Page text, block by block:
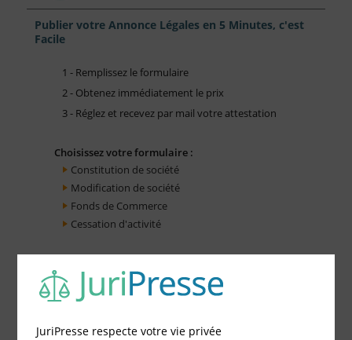
Publier votre Annonce Légales en 5 Minutes, c'est
Facile
1 - Remplissez le formulaire
2 - Obtenez immédiatement le prix
3 - Réglez et recevez par mail votre attestation
Choisissez votre formulaire :
Constitution de société
Modification de société
Fonds de Commerce
Cessation d'activité
JuriPresse respecte votre vie privée